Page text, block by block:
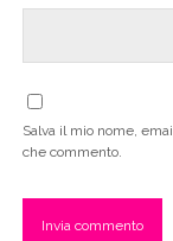
Salva il mio nome,
che commento.